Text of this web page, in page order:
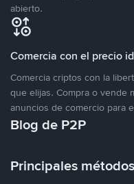
abierto.
Comercia con el precio
Comercia criptos con la
que elijas. Compra o vende
anuncios de comercio para
Blog de P2P
Principales